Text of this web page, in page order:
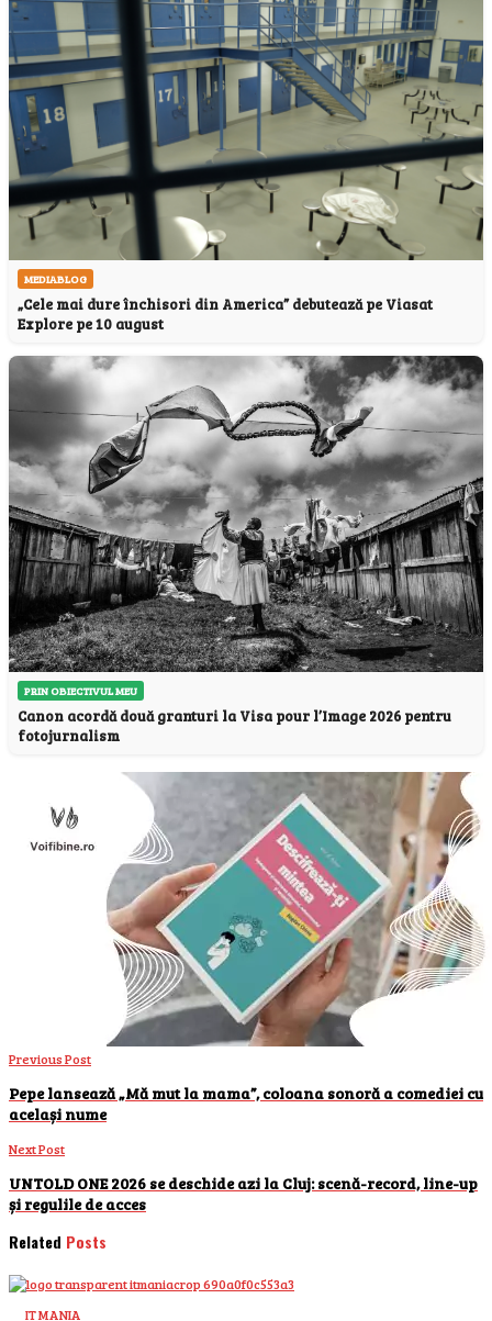
MEDIABLOG
„Cele mai dure închisori din America” debutează pe Viasat
Explore pe 10 august
PRIN OBIECTIVUL MEU
Canon acordă două granturi la Visa pour l’Image 2026 pentru
fotojurnalism
Previous Post
Pepe lansează „Mă mut la mama”, coloana sonoră a comediei cu
același nume
Next Post
UNTOLD ONE 2026 se deschide azi la Cluj: scenă-record, line-up
și regulile de acces
Related Posts
IT MANIA